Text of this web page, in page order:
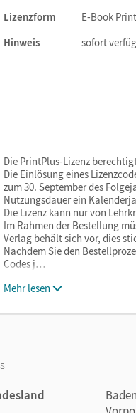
Lizenzform
E-Book
Hinweis
sofort
Die PrintPlus-Lizenz
Die Einlösung eines
zum 30. September des
Nutzungsdauer ein
Die Lizenz kann nur von
Im Rahmen der Bestellung
Verlag behält sich vor, dies
Nachdem Sie den
Codes j…
Mehr lesen